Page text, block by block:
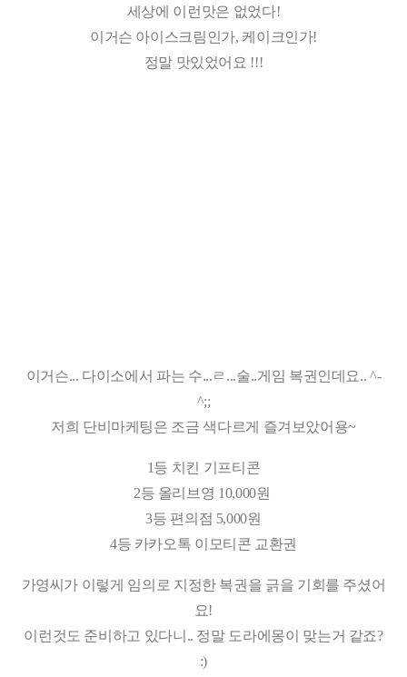
세상에 이런맛은 없었다!
이거슨 아이스크림인가, 케이크인가!
정말 맛있었어요 !!!
이거슨... 다이소에서 파는 수...ㄹ...술..게임 복권인데요.. ^-
^;;
저희 단비마케팅은 조금 색다르게 즐겨보았어용~
1등 치킨 기프티콘
2등 올리브영 10,000원
3등 편의점 5,000원
4등 카카오톡 이모티콘 교환권
가영씨가 이렇게 임의로 지정한 복권을 긁을 기회를 주셨어
요!
이런것도 준비하고 있다니.. 정말 도라에몽이 맞는거 같죠?
:)